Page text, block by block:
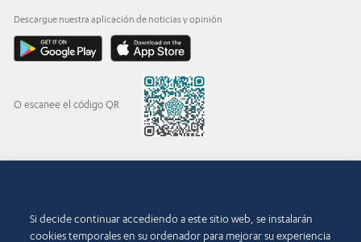
Descargue nuestra aplicación de noticias y opinión
O escanee el código QR
Latif Jameel logotype and pentagon-shaped graphics are trademarks or registered
trademarks of Abdul Latif Jameel IPR Company Limited.
Si decide continuar accediendo a este sitio web, se instalarán
cookies temporales en su ordenador para mejorar su experiencia